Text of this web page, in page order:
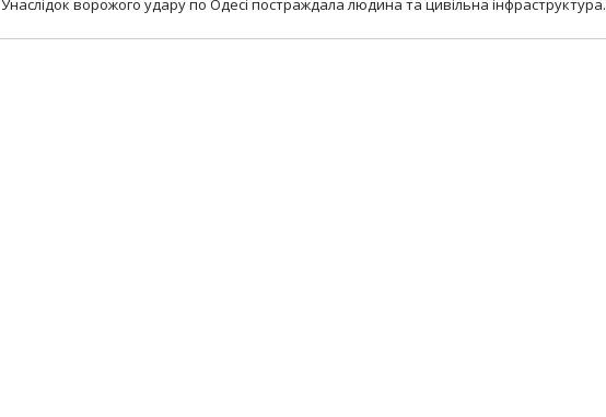
Унаслідок ворожого удару по Одесі постраждала людина та цивільна інфраструктура.